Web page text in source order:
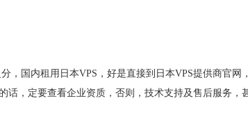
，国内租用日本VPS，好是直接到日本VPS提供商官网
话，定要查看企业资质，否则，技术支持及售后服务，